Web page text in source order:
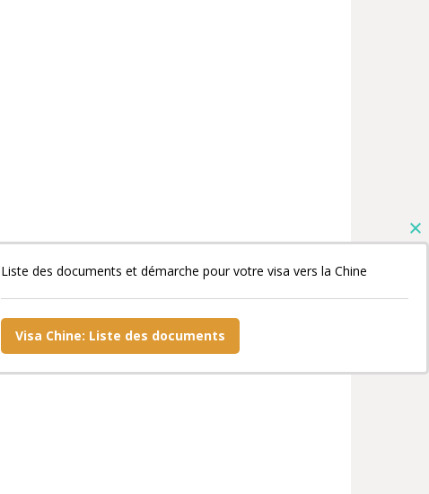
Liste des documents et démarche pour votre visa vers la Chine
Visa Chine: Liste des documents